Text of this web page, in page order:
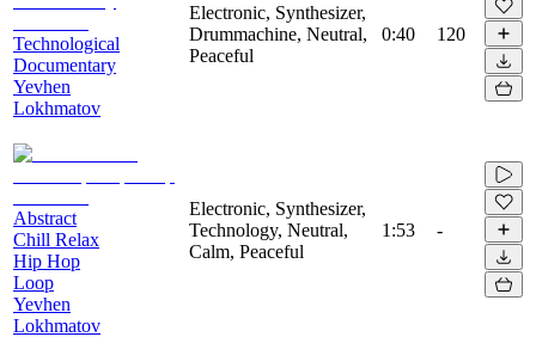
Technological
Documentary
Yevhen
Lokhmatov
Electronic, Synthesizer,
Drummachine, Neutral,
Peaceful
0:40 120
Abstract
Chill Relax
Hip Hop
Loop
Yevhen
Lokhmatov
Electronic, Synthesizer,
Technology, Neutral,
Calm, Peaceful
1:53 -